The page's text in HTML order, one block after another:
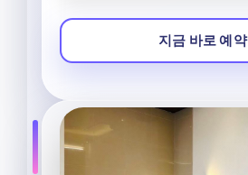
지금 바로 예약